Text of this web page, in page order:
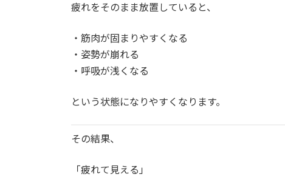
疲れをそのまま放置していると、
・筋肉が固まりやすくなる
・姿勢が崩れる
・呼吸が浅くなる
という状態になりやすくなります。
その結果、
「疲れて見える」